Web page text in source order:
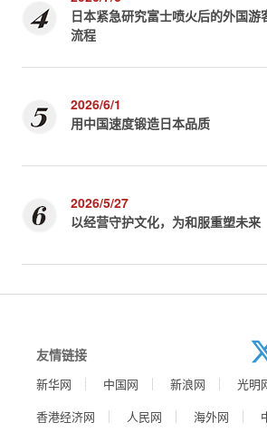
日本紧急研究富士喷火后的外国游
流程
2026/6/1
用中国速度锻造日本品质
2026/5/27
以经营守护文化，为和服重塑未来
友情链接
新华网 中国网 新浪网 光明
香港经济网
人民网 海外网